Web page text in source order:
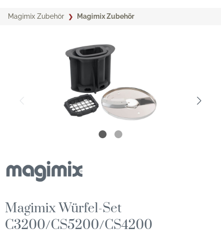
Magimix Zubehör Magimix Zubehör
Magimix Würfel-Set
C3200/CS5200/CS4200